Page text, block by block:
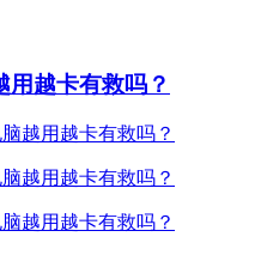
用越卡有救吗？